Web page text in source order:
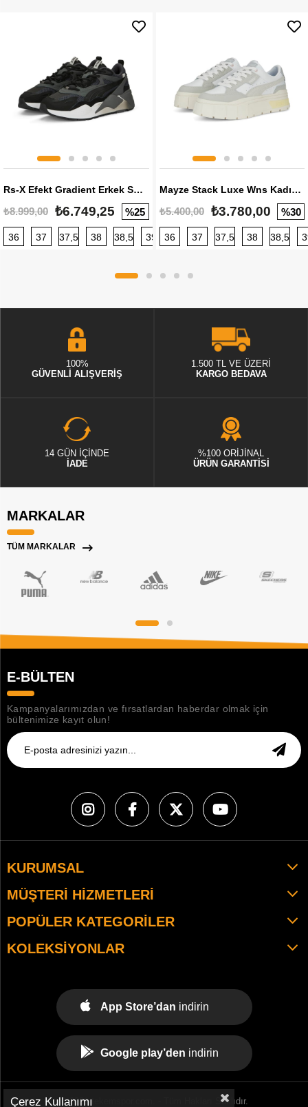
Rs-X Efekt Gradient Erkek Sneaker
₺8.999,00 ₺6.749,25 %25
36 37 37,5 38 38,5 39 40 40,5 41 42 42,5
Mayze Stack Luxe Wns Kadın Sneaker
₺5.400,00 ₺3.780,00 %30
36 37 37,5 38 38,5
100%
GÜVENLİ ALIŞVERİŞ
1.500 TL VE ÜZERİ
KARGO BEDAVA
14 GÜN İÇİNDE
İADE
%100 ORİJİNAL
ÜRÜN GARANTİSİ
MARKALAR
TÜM MARKALAR
E-BÜLTEN
Kampanyalarımızdan ve fırsatlardan haberdar olmak için
bültenimize kayıt olun!
KURUMSAL
MÜŞTERI HIZMETLERI
POPÜLER KATEGORILER
KOLEKSIYONLAR
App Store’dan indirin
Google play’den indirin
© 2021 tekemspor.com. - Tüm Hakları Saklıdır.
Çerez Kullanımı